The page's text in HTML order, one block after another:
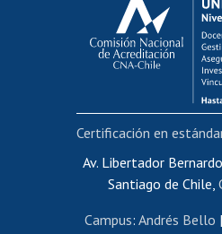
Postulación al
Cursos internos
Bienestar del
Portal de
Certificado
Certificado de
Av. Libertador
Santiago de Chile,
Campus: Andrés Bello |
Certificación en